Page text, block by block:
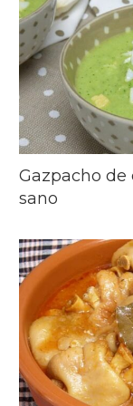
Gazpacho
sano